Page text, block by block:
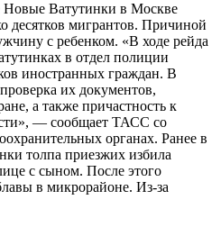
Новые Ватутинки в Москве
десятков мигрантов. Причиной
с ребенком. «В ходе рейда
в отдел полиции
иностранных граждан. В
их документов,
а также причастность к
— сообщает ТАСС со
органах. Ранее в
толпа приезжих избила
с сыном. После этого
в микрорайоне. Из-за